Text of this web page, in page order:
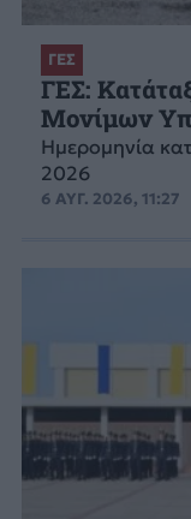
ΓΕΣ
ΓΕΣ:
Μονίμων
Ημερομηνία
2026
6 ΑΥΓ. 2026, 11:27